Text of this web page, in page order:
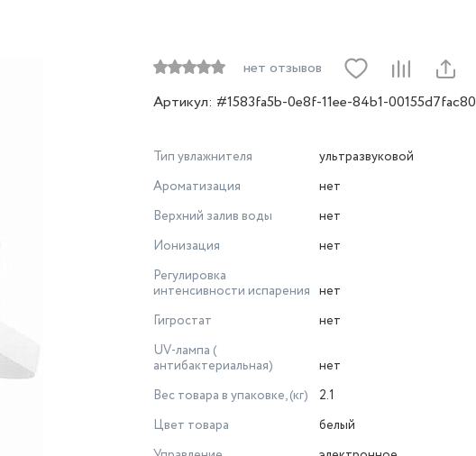
нет отзывов
Артикул: #1583fa5b-0e8f-11ee-84b1-00155d7fac80
Тип увлажнителя
ультразвуковой
Ароматизация
нет
Верхний залив воды
нет
Ионизация
нет
Регулировка
интенсивности испарения нет
Гигростат
нет
UV-лампа (
антибактериальная)
нет
Вес товара в упаковке, (кг)
2.1
Цвет товара
белый